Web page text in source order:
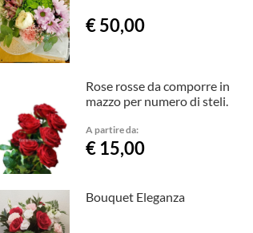
€ 50,00
Rose rosse da comporre in
mazzo per numero di steli.
A partire da:
€ 15,00
Bouquet Eleganza